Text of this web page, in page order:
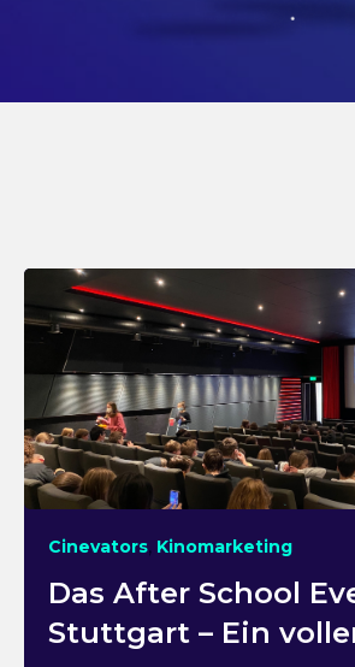
Cinevators, Kinomarketing
Das After School
Stuttgart – Ein